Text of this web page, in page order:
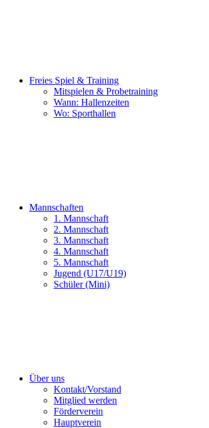
Freies Spiel & Training
Mitspielen & Probetraining
Wann: Hallenzeiten
Wo: Sporthallen
Mannschaften
1. Mannschaft
2. Mannschaft
3. Mannschaft
4. Mannschaft
5. Mannschaft
Jugend (U17/U19)
Schüler (Mini)
Über uns
Kontakt/Vorstand
Mitglied werden
Förderverein
Hauptverein